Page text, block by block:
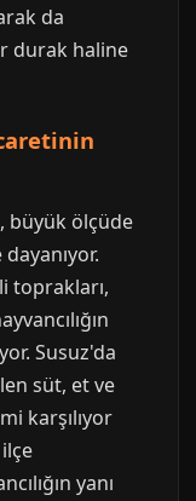
da
durak haline
büyük ölçüde
toprakları,
Susuz'da
süt, et ve
karşılıyor
yanı